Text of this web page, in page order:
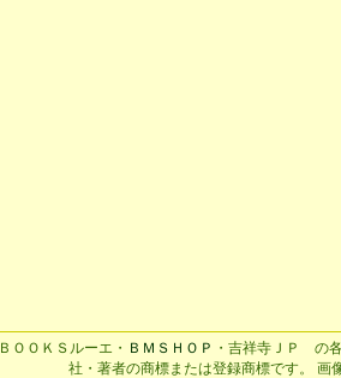
ＢＯＯＫＳルーエ・ ＢＭＳＨＯＰ ・吉祥寺ＪＰ の
社・著者の商標または登録商標です。 画